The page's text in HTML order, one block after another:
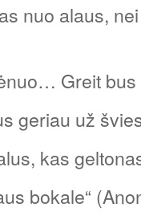
nuo alaus,
Greit
geriau už
kas
bokale“